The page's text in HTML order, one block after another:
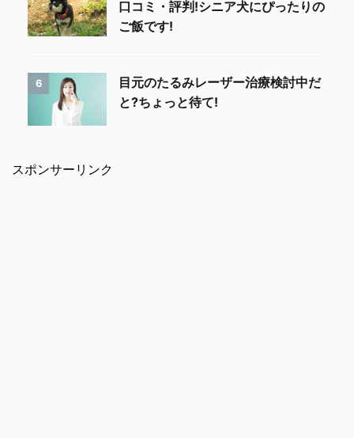
口コミ・評判!シニア犬にぴったりの
ご飯です!
6
目元のたるみレーザー治療検討中だ
と?ちょっと待て!
スポンサーリンク